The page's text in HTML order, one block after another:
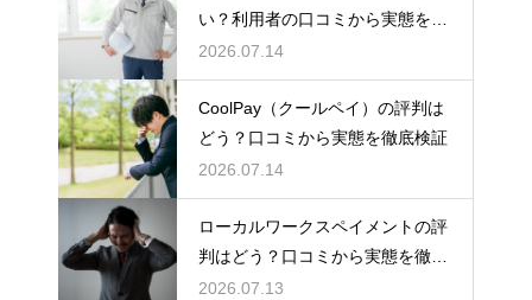
い？利用者の口コミから実態を徹
底解説
2026.07.14
CoolPay（クールペイ）の評判は
どう？口コミから実態を徹底検証
2026.07.14
ローカルワークスペイメントの評
判はどう？口コミから実態を徹底
検証！
2026.07.13